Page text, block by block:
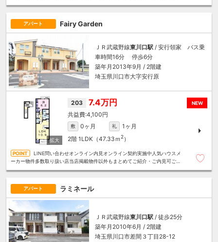
アパート Fairy Garden
ＪＲ武蔵野線東川口駅 / 安行領家 バス乗
車時間16分 停歩6分
築年月2013年9月 / 2階建
埼玉県川口市大字安行原
NEW
203 7.4万円
4,100円
敷 0ヶ月 礼
1ヶ月
2階 1LDK（47.33ｍ 2）
LINE問い合わせオンライン内見オンライン契約実施中人気ハウスメ
ーカー物件多数取り扱い店当店掲載物件以外もまとめてご紹介・ご内見可ご予
アパート ラミネール
ＪＲ武蔵野線東川口駅 / 徒歩25分
築年月2010年6月 / 2階建
埼玉県川口市差間３丁目28-12